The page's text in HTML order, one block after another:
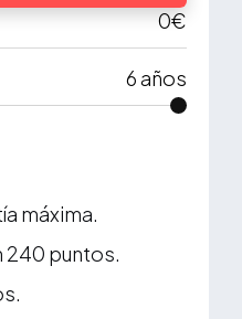
0€
6años
máxima.
240 puntos.